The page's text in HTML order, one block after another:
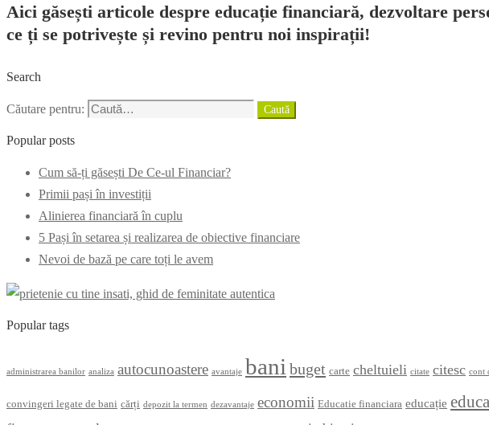
Aici găsești articole despre educație financiară, dezvoltare
ce ți se potrivește și revino pentru noi inspirații!
Search
Căutare pentru: Caută
Popular posts
Cum să-ți găsești De Ce-ul Financiar?
Primii pași în investiții
Alinierea financiară în cuplu
5 Pași în setarea și realizarea de obiective financiare
Nevoi de bază pe care toți le avem
Popular tags
administrarea banilor analiza autocunoastere avantaje bani buget carte cheltuieli citate citesc cont
convingeri legate de bani cărți depozit la termen dezavantaje economii Educatie financiara educație